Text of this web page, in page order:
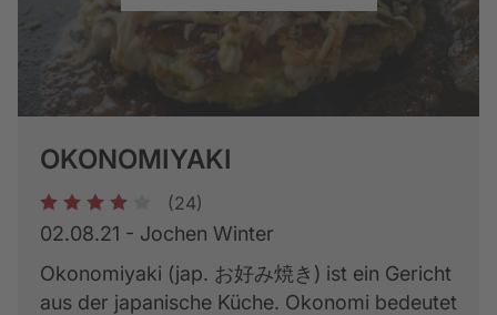
OKONOMIYAKI
1 2 3 4 (24)
02.08.21 - Jochen Winter
Okonomiyaki (jap. お好み焼き) ist ein Gericht
aus der japanische Küche. Okonomi bedeutet